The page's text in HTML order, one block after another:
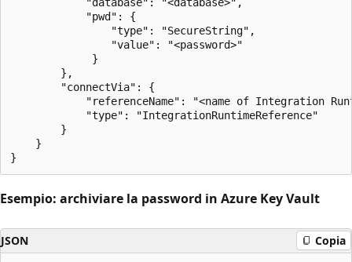
            "pwd": {
                "type": "SecureString",
                "value": "<password>"
             }
        },
        "connectVia": {
"referenceName": "<name of Integration
            "type": "IntegrationRuntimeReference"
        }
    }
Esempio: archiviare la password in Azure Key Vault
JSON Copia